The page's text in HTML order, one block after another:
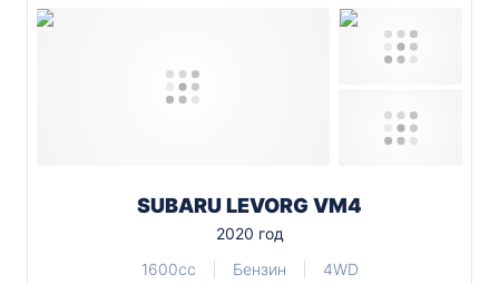
SUBARU LEVORG VM4
2020 год
1600cc
Бензин 4WD